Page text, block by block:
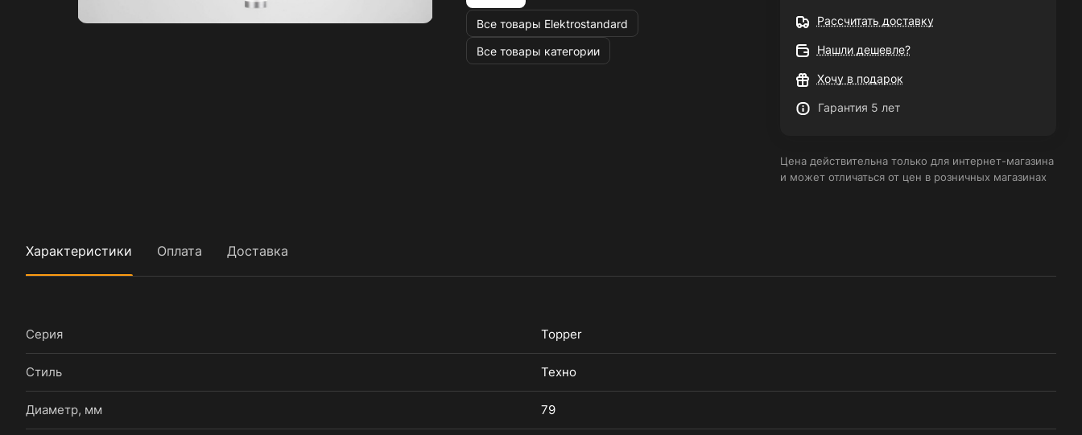
Все товары Elektrostandard
Все товары категории
Рассчитать доставку
Нашли дешевле?
Хочу в подарок
Гарантия 5 лет
Цена действительна только для интернет-магазина
и может отличаться от цен в розничных магазинах
Характеристики Оплата Доставка
Серия Topper
Стиль Техно
Диаметр, мм 79